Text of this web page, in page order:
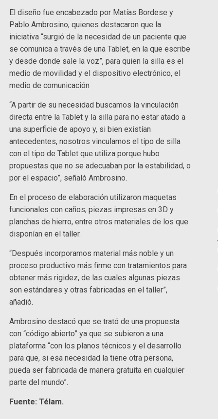
El diseño fue encabezado por Matías Bordese y
Pablo Ambrosino, quienes destacaron que la
iniciativa “surgió de la necesidad de un paciente que
se comunica a través de una Tablet, en la que escribe
y desde donde sale la voz”, para quien la silla es el
medio de movilidad y el dispositivo electrónico, el
medio de comunicación
“A partir de su necesidad buscamos la vinculación
directa entre la Tablet y la silla para no estar atado a
una superficie de apoyo y, si bien existían
antecedentes, nosotros vinculamos el tipo de silla
con el tipo de Tablet que utiliza porque hubo
propuestas que no se adecuaban por la estabilidad, o
por el espacio”, señaló Ambrosino.
En el proceso de elaboración utilizaron maquetas
funcionales con caños, piezas impresas en 3D y
planchas de hierro, entre otros materiales de los que
disponían en el taller.
“Después incorporamos material más noble y un
proceso productivo más firme con tratamientos para
obtener más rigidez, de las cuales algunas piezas
son estándares y otras fabricadas en el taller”,
añadió.
Ambrosino destacó que se trató de una propuesta
con “código abierto” ya que se subieron a una
plataforma “con los planos técnicos y el desarrollo
para que, si esa necesidad la tiene otra persona,
pueda ser fabricada de manera gratuita en cualquier
parte del mundo”.
Fuente: Télam.